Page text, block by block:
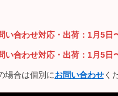
合わせ対応・出荷：1月5日
合わせ対応・出荷：1月5日
場合は個別にお問い合わせく